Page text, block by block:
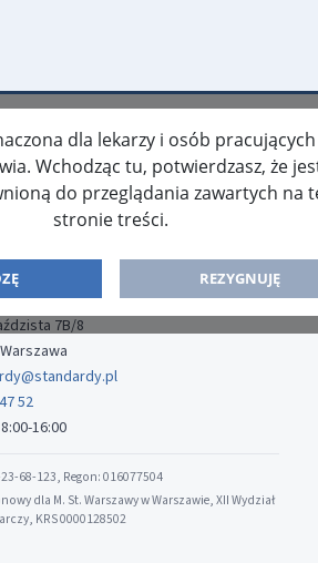
dla lekarzy i osób
Wchodząc tu, potwierdzasz, że
do przeglądania zawartych na
stronie treści.
REZYGNUJĘ
5438
Sp. z o.o.
7B/8
52
16:00
68-123, Regon: 016077504
dla M. St. Warszawy w Warszawie, XII Wydział
KRS 0000128502